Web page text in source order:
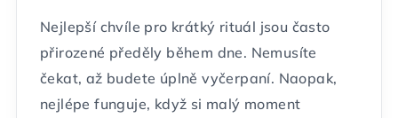
Nejlepší chvíle pro krátký rituál jsou často
přirozené předěly během dne. Nemusíte
čekat, až budete úplně vyčerpaní. Naopak,
nejlépe funguje, když si malý moment